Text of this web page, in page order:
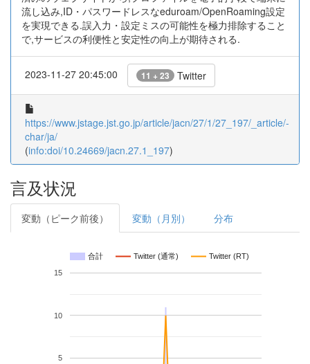
流し込み,ID・パスワードレスなeduroam/OpenRoaming設定
を実現できる.誤入力・設定ミスの可能性を極力排除すること
で,サービスの利便性と安定性の向上が期待される.
2023-11-27 20:45:00 11 + 23 Twitter
https://www.jstage.jst.go.jp/article/jacn/27/1/27_197/_article/-
char/ja/
(info:doi/10.24669/jacn.27.1_197)
言及状況
変動（ピーク前後） 変動（月別） 分布
合計 Twitter (通常) Twitter (RT)
5
10
15